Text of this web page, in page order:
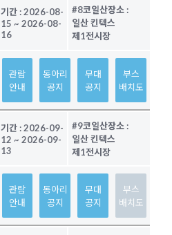
기간 :2026-08-
15 ~ 2026-08-
16
#8코일산장소 :
일산 킨텍스
제1전시장
관람
안내
동아리
공지
무대
공지
부스
배치도
기간 :2026-09-
12 ~ 2026-09-
13
#9코일산장소 :
일산 킨텍스
제1전시장
관람
안내
동아리
공지
무대
공지
부스
배치도